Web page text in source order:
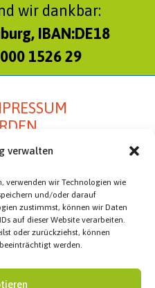
verwalten
verwenden wir Technologien wie
und/oder darauf
zustimmst, können wir Daten
auf dieser Website verarbeiten.
oder zurückziehst, können
werden.
wir dankbar:
IBAN:DE18
1526 29